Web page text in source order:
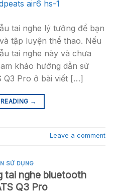
tai nghe lý tưởng để bạn
tập luyện thể thao. Nếu
tai nghe này và chưa
khảo hướng dẫn sử
Q3 Pro ở bài viết […]
→
Leave a comment
SỬ DỤNG
tai nghe bluetooth
Q3 Pro